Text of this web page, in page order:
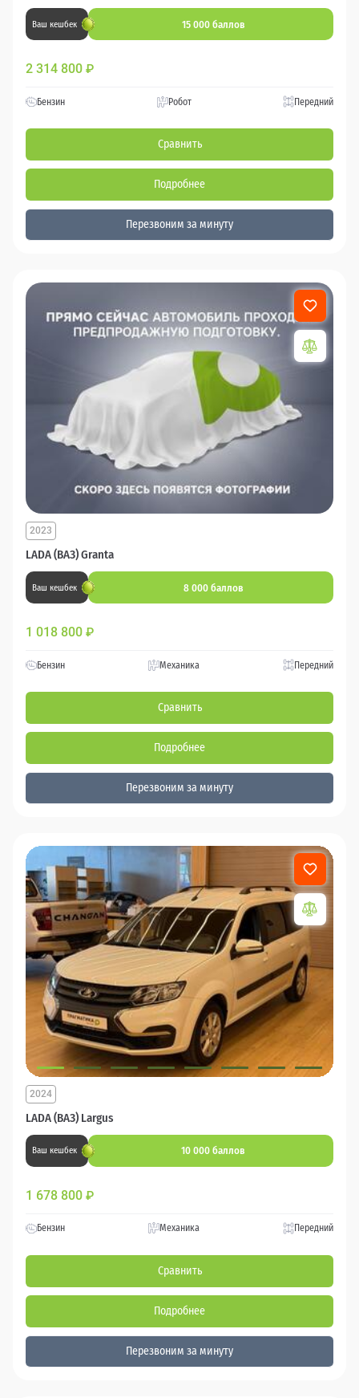
Ваш кешбек 15 000 баллов
2 314 800 ₽
Бензин Робот Передний
Сравнить
Подробнее
Перезвоним за минуту
LADA (ВАЗ) Granta
2023
Ваш кешбек 8 000 баллов
1 018 800 ₽
Бензин Механика Передний
Сравнить
Подробнее
Перезвоним за минуту
LADA (ВАЗ) Largus
2024
Ваш кешбек 10 000 баллов
1 678 800 ₽
Бензин Механика Передний
Сравнить
Подробнее
Перезвоним за минуту